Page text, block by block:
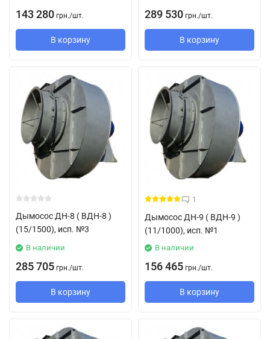
143 280 грн./шт.
В корзину
289 530 грн./шт.
В корзину
Дымосос ДН-8 ( ВДН-8 )
(15/1500), исп. №3
В наличии
285 705 грн./шт.
В корзину
1
Дымосос ДН-9 ( ВДН-9 )
(11/1000), исп. №1
В наличии
156 465 грн./шт.
В корзину